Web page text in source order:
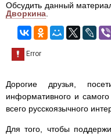
Обсудить данный
Дворкина
Дорогие друзья,
информативного и самого
всего русскоязычного
Для того, чтобы